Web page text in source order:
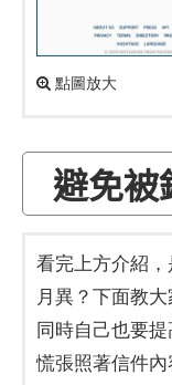
點圖放大
避免被
看完上方介紹
月異？下面教
同時自己也要
慌張照著信件